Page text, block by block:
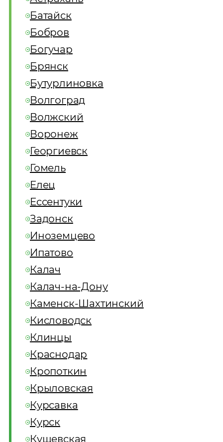
Батайск
Бобров
Богучар
Брянск
Бутурлиновка
Волгоград
Волжский
Воронеж
Георгиевск
Гомель
Елец
Ессентуки
Задонск
Иноземцево
Ипатово
Калач
Калач-на-Дону
Каменск-Шахтинский
Кисловодск
Клинцы
Краснодар
Кропоткин
Крыловская
Курсавка
Курск
Кущевская